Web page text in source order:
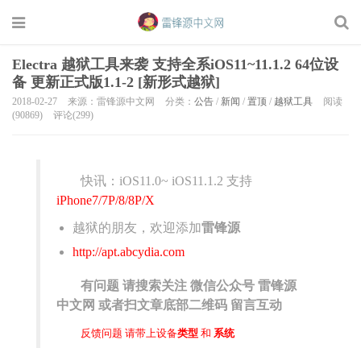
Electra 越狱工具来袭 支持全系iOS11~11.1.2 64位设
备 更新正式版1.1-2 [新形式越狱]
2018-02-27 来源：雷锋源中文网 分类： 公告 / 新闻 / 置顶 / 越狱工具
阅读
(90869)
评论(299)
快讯：iOS11.0~ iOS11.1.2 支持
iPhone7/7P/8/8P/X
越狱的朋友，欢迎添加雷锋源
http://apt.abcydia.com
有问题 请搜索关注 微信公众号 雷锋源
中文网 或者扫文章底部二维码 留言互动
反馈问题 请带上设备类型 和 系统